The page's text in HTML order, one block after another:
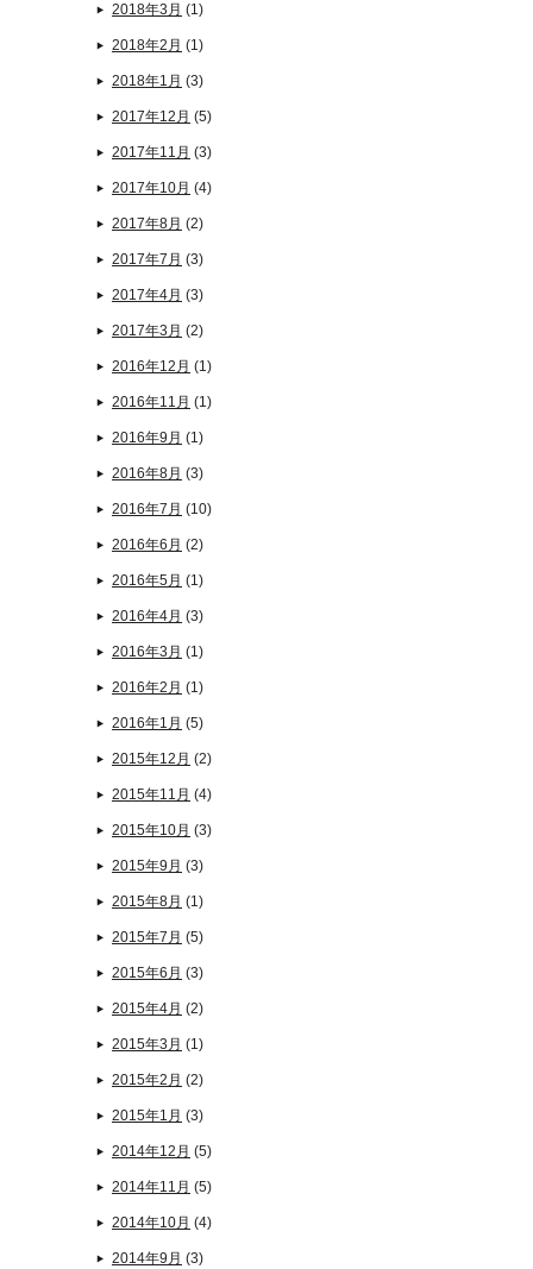
2018年3月 (1)
2018年2月 (1)
2018年1月 (3)
2017年12月 (5)
2017年11月 (3)
2017年10月 (4)
2017年8月 (2)
2017年7月 (3)
2017年4月 (3)
2017年3月 (2)
2016年12月 (1)
2016年11月 (1)
2016年9月 (1)
2016年8月 (3)
2016年7月 (10)
2016年6月 (2)
2016年5月 (1)
2016年4月 (3)
2016年3月 (1)
2016年2月 (1)
2016年1月 (5)
2015年12月 (2)
2015年11月 (4)
2015年10月 (3)
2015年9月 (3)
2015年8月 (1)
2015年7月 (5)
2015年6月 (3)
2015年4月 (2)
2015年3月 (1)
2015年2月 (2)
2015年1月 (3)
2014年12月 (5)
2014年11月 (5)
2014年10月 (4)
2014年9月 (3)